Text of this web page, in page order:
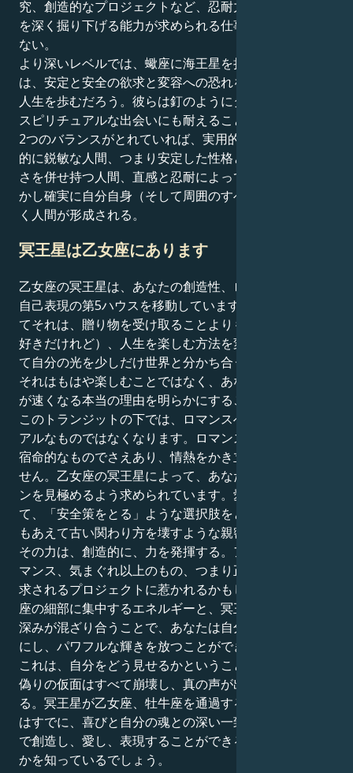
究、創造的なプロジェクトなど、忍耐力と感情的な内容
を深く掘り下げる能力が求められる仕事に就くかもしれ
ない。
より深いレベルでは、蠍座に海王星を持つ牡牛座太陽
は、安定と安全の欲求と変容への恐れを調和させながら
人生を歩むだろう。彼らは釘のようにタフで、感情的で
スピリチュアルな出会いにも耐えることができる。この
2つのバランスがとれていれば、実用的で直感的、感情
的に鋭敏な人間、つまり安定した性格と内面的探求の深
さを併せ持つ人間、直感と忍耐によってゆっくりと、し
かし確実に自分自身（そして周囲のすべて）を変えてい
く人間が形成される。
冥王星は乙女座にあります
乙女座の冥王星は、あなたの創造性、ロマンス、喜び、
自己表現の第5ハウスを移動しています。あなたにとっ
てそれは、贈り物を受け取ることよりも（受け取るのは
好きだけれど）、人生を楽しむ方法を変えること、そし
て自分の光を少しだけ世界と分かち合うことなのです。
それはもはや楽しむことではなく、あなたの心臓の鼓動
が速くなる本当の理由を明らかにすることです。
このトランジットの下では、ロマンスへの義務はカジュ
アルなものではなくなります。ロマンスは抗いがたい、
宿命的なものでさえあり、情熱をかき立てるかもしれま
せん。乙女座の冥王星によって、あなたは自分のパター
ンを見極めるよう求められています。愛や親密さに関し
て、「安全策をとる」ような選択肢をとるのか、それと
もあえて古い関わり方を壊すような親密さを選ぶのか。
その力は、創造的に、力を発揮する。アートやパフォー
マンス、気まぐれ以上のもの、つまり正確さと規律を要
求されるプロジェクトに惹かれるかもしれません。乙女
座の細部に集中するエネルギーと、冥王星の影のような
深みが混ざり合うことで、あなたは自分のスキルを完璧
にし、パワフルな輝きを放つことができます。
これは、自分をどう見せるかということでもあります。
偽りの仮面はすべて崩壊し、真の声が出る場所ができ
る。冥王星が乙女座、牡牛座を通過する頃には、あなた
はすでに、喜びと自分の魂との深い一致をもたらす方法
で創造し、愛し、表現することができるのがどんなこと
かを知っているでしょう。